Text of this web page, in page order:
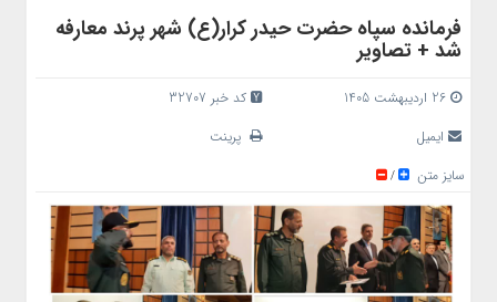
فرمانده سپاه حضرت حیدر کرار(ع) شهر پرند معارفه
شد + تصاویر
26 اردیبهشت 1405
کد خبر 32707
ایمیل
پرینت
سایز متن
/